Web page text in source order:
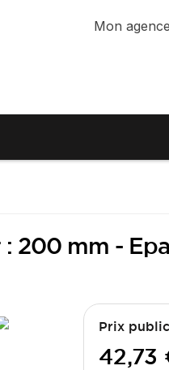
Mon
200 mm -
Prix public